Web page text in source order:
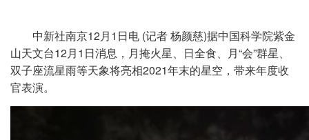
中新社南京12月1日电 (记者 杨颜慈)据中国科学院紫金
山天文台12月1日消息，月掩火星、日全食、月“会”群星、
双子座流星雨等天象将亮相2021年末的星空，带来年度收
官表演。